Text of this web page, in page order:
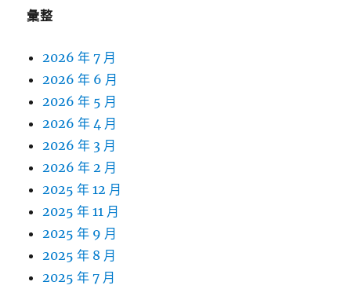
彙整
2026 年 7 月
2026 年 6 月
2026 年 5 月
2026 年 4 月
2026 年 3 月
2026 年 2 月
2025 年 12 月
2025 年 11 月
2025 年 9 月
2025 年 8 月
2025 年 7 月